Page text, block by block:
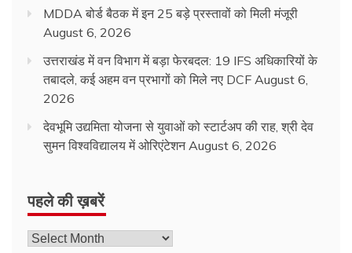
MDDA बोर्ड बैठक में इन 25 बड़े प्रस्तावों को मिली मंजूरी
August 6, 2026
उत्तराखंड में वन विभाग में बड़ा फेरबदल: 19 IFS अधिकारियों के
तबादले, कई अहम वन प्रभागों को मिले नए DCF August 6,
2026
देवभूमि उद्यमिता योजना से युवाओं को स्टार्टअप की राह, श्री देव
सुमन विश्वविद्यालय में ओरिएंटेशन August 6, 2026
पहले की ख़बरें